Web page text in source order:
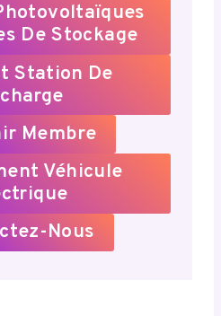
De Stockage
Station De
Membre
Véhicule
Nous